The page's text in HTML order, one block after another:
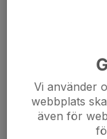
Vi använder
webbplats
även för